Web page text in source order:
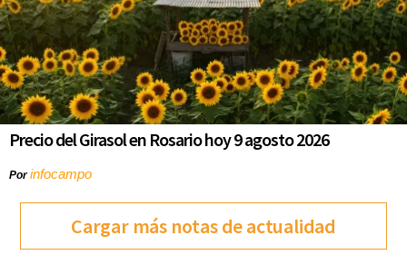
Precio del Girasol en Rosario hoy 9 agosto 2026
Porinfocampo
Cargar más notas de actualidad